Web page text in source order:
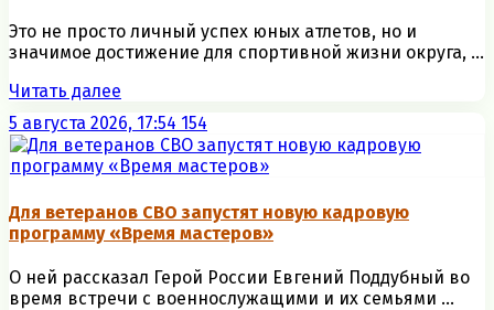
Это не просто личный успех юных атлетов, но и
значимое достижение для спортивной жизни округа, ...
Читать далее
5 августа 2026, 17:54 154
Для ветеранов СВО запустят новую кадровую
программу «Время мастеров»
О ней рассказал Герой России Евгений Поддубный во
время встречи с военнослужащими и их семьями ...